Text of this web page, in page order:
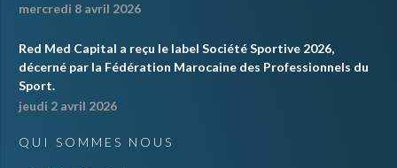
mercredi 8 avril 2026
Red Med Capital a reçu le label Société Sportive 2026,
décerné par la Fédération Marocaine des Professionnels du
Sport.
jeudi 2 avril 2026
QUI SOMMES NOUS